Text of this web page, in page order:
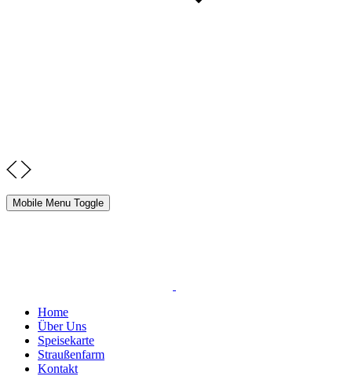
Mobile Menu Toggle
Home
Über Uns
Speisekarte
Straußenfarm
Kontakt